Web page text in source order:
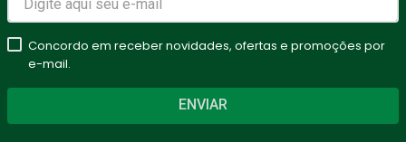
Concordo em receber novidades, ofertas e promoções por
e-mail.
ENVIAR